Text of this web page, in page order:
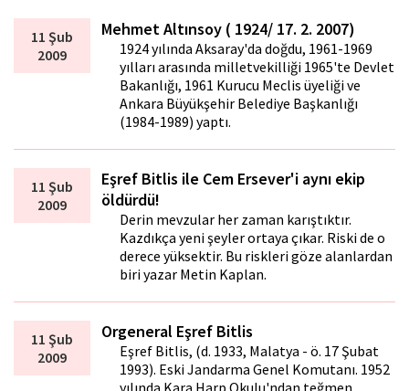
11 Şub
2009
Mehmet Altınsoy ( 1924/ 17. 2. 2007)
1924 yılında Aksaray'da doğdu, 1961-1969
yılları arasında milletvekilliği 1965'te Devlet
Bakanlığı, 1961 Kurucu Meclis üyeliği ve
Ankara Büyükşehir Belediye Başkanlığı
(1984-1989) yaptı.
11 Şub
2009
Eşref Bitlis ile Cem Ersever'i aynı ekip
öldürdü!
Derin mevzular her zaman karıştıktır.
Kazdıkça yeni şeyler ortaya çıkar. Riski de o
derece yüksektir. Bu riskleri göze alanlardan
biri yazar Metin Kaplan.
11 Şub
2009
Orgeneral Eşref Bitlis
Eşref Bitlis, (d. 1933, Malatya - ö. 17 Şubat
1993). Eski Jandarma Genel Komutanı. 1952